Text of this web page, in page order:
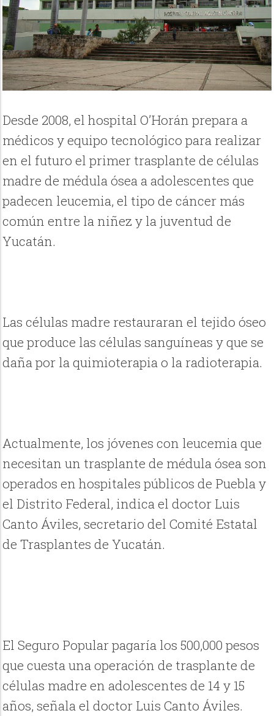
Desde 2008, el hospital O’Horán prepara a
médicos y equipo tecnológico para realizar
en el futuro el primer trasplante de células
madre de médula ósea a adolescentes que
padecen leucemia, el tipo de cáncer más
común entre la niñez y la juventud de
Yucatán.
Las células madre restauraran el tejido óseo
que produce las células sanguíneas y que se
daña por la quimioterapia o la radioterapia.
Actualmente, los jóvenes con leucemia que
necesitan un trasplante de médula ósea son
operados en hospitales públicos de Puebla y
el Distrito Federal, indica el doctor Luis
Canto Áviles, secretario del Comité Estatal
de Trasplantes de Yucatán.
El Seguro Popular pagaría los 500,000 pesos
que cuesta una operación de trasplante de
células madre en adolescentes de 14 y 15
años, señala el doctor Luis Canto Áviles.